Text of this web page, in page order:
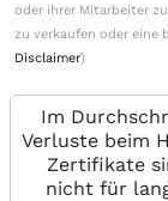
oder ihrer Mitarbeiter
zu verkaufen oder eine
Disclaimer)
Im
Verluste beim
Zertifikate
nicht für